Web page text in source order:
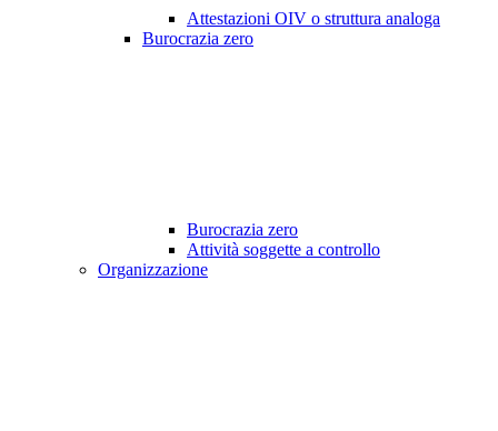
Attestazioni OIV o struttura analoga
Burocrazia zero
Burocrazia zero
Attività soggette a controllo
Organizzazione